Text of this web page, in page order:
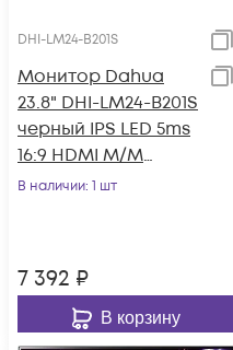
DHI-LM24-B201S
Монитор Dahua
23.8" DHI-LM24-B201S
черный IPS LED 5ms
16:9 HDMI M/M
матовая 1000:1
В наличии: 1 шт
7 392 ₽
В корзину